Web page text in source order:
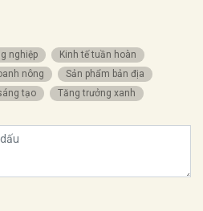
nghiệp
Kinh tế tuần hoàn
nông
Sản phẩm bản địa
tạo Tăng trưởng xanh